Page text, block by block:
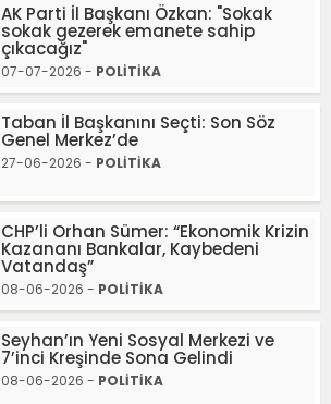
AK Parti İl Başkanı Özkan: "Sokak
sokak gezerek emanete sahip
çıkacağız"
07-07-2026 - POLİTİKA
Taban İl Başkanını Seçti: Son Söz
Genel Merkez’de
27-06-2026 - POLİTİKA
CHP’li Orhan Sümer: “Ekonomik Krizin
Kazananı Bankalar, Kaybedeni
Vatandaş”
08-06-2026 - POLİTİKA
Seyhan’ın Yeni Sosyal Merkezi ve
7’inci Kreşinde Sona Gelindi
08-06-2026 - POLİTİKA